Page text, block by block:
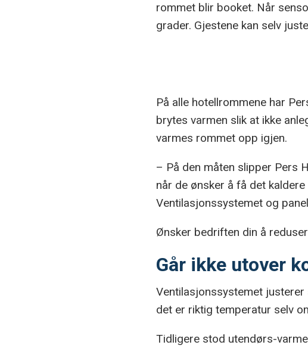
rommet blir booket. Når
grader. Gjestene kan selv
På alle hotellrommene har
brytes varmen slik at ikke
varmes rommet opp igjen.
– På den måten slipper Pers
når de ønsker å få det
Ventilasjonssystemet og
Ønsker bedriften din å
Går ikke utover
Ventilasjonssystemet
det er riktig temperatur selv
Tidligere stod utendørs-